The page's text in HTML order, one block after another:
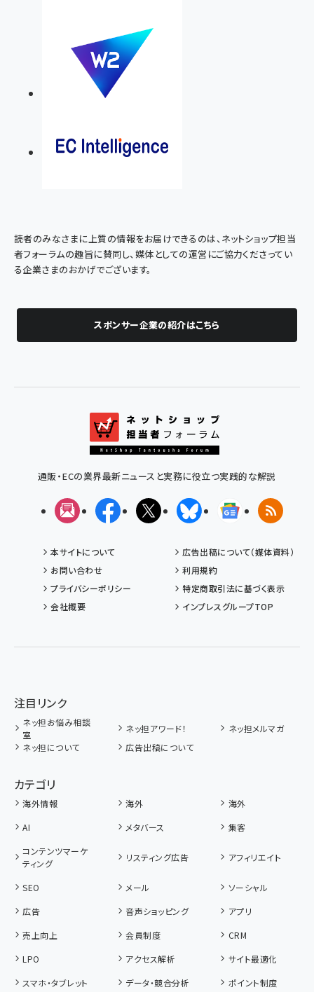
読者のみなさまに上質の情報をお届けできるのは、ネットショップ担当
者フォーラムの趣旨に賛同し、媒体としての運営にご協力くださってい
る企業さまのおかげでございます。
スポンサー企業の紹介はこちら
通販・ECの業界最新ニュースと実務に役立つ実践的な解説
メルマガFacebookX(エックス)BlueskyGoogleニュ
RSS
本サイトについて
広告出稿について（媒体資料）
お問い合わせ
利用規約
プライバシーポリシー
特定商取引法に基づく表示
会社概要
インプレスグループTOP
注目リンク
ネッ担お悩み相談
室
ネッ担アワード！
ネッ担メルマガ
ネッ担について
広告出稿について
カテゴリ
海外情報 海外
海外
AI
メタバース
集客
コンテンツマーケ
ティング
リスティング広告 アフィリエイト
SEO メール
ソーシャル
広告
音声ショッピング
アプリ
売上向上
会員制度
CRM
LPO
アクセス解析
サイト最適化
スマホ・タブレット
データ・競合分析
ポイント制度